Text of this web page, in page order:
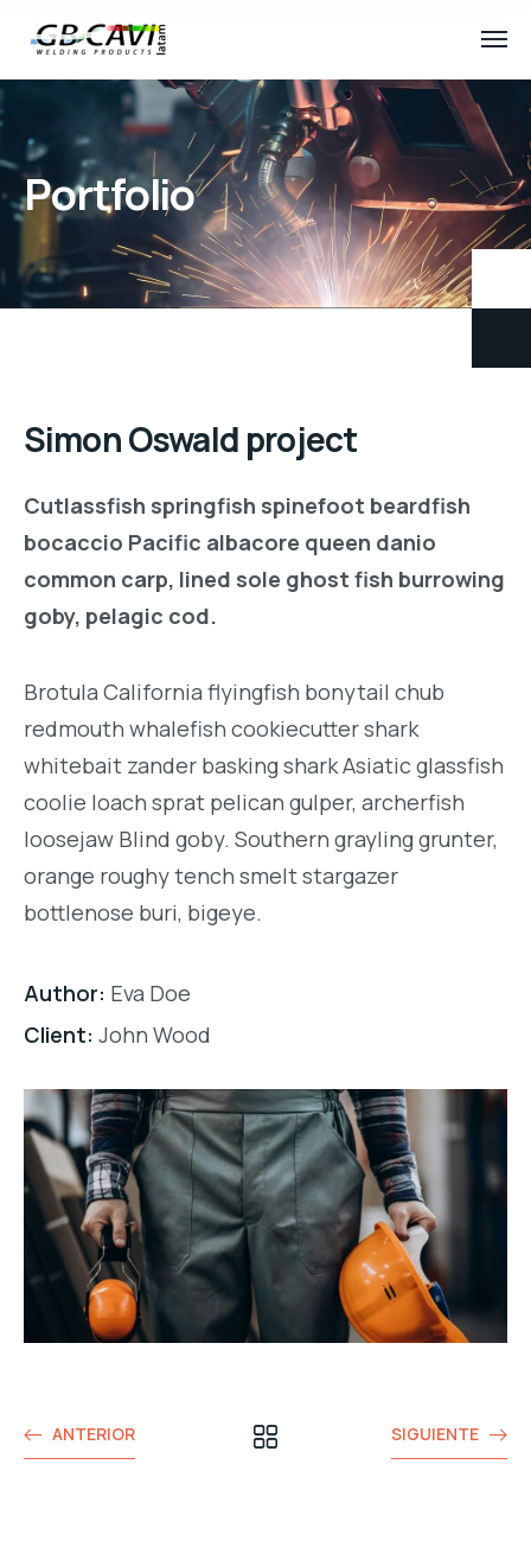
Portfolio
Simon Oswald project
Cutlassfish springfish spinefoot beardfish
bocaccio Pacific albacore queen danio
common carp, lined sole ghost fish burrowing
goby, pelagic cod.
Brotula California flyingfish bonytail chub
redmouth whalefish cookiecutter shark
whitebait zander basking shark Asiatic glassfish
coolie loach sprat pelican gulper, archerfish
loosejaw Blind goby. Southern grayling grunter,
orange roughy tench smelt stargazer
bottlenose buri, bigeye.
Author: Eva Doe
Client: John Wood
ANTERIOR SIGUIENTE